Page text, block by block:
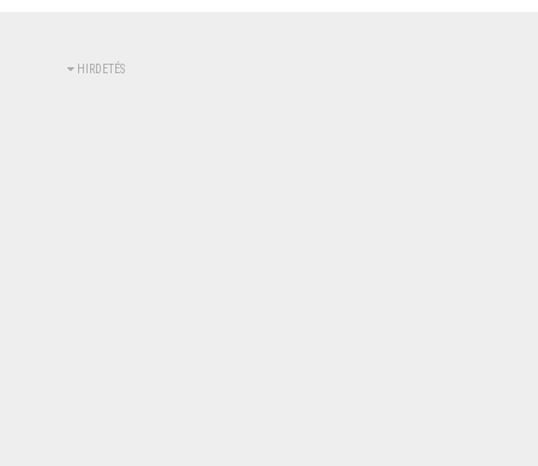
HIRDETÉS